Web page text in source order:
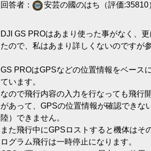
回答者： 安芸の國のはち（評価:35810
DJI GS PROはあまり使った事がなく、
たので、私はあまり詳しくないのですが
GS PROはGPSなどの位置情報をベース
ています。
なので飛行内容の入力を行なっても飛行
があって、GPSの位置情報が確認できな
陸）できません。
また飛行中にGPSロストすると機体はそ
ログラム飛行は一時停止になります。